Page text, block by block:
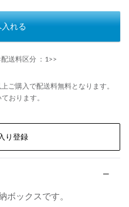
れる
配送料区分 ：1>>
ご購入で配送料無料となります。
おります。
り登録
ボックスです。